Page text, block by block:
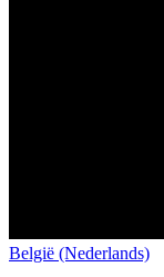
België (Nederlands)